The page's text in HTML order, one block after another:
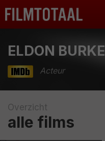
ELDON BURKE
Acteur
Overzicht
alle films